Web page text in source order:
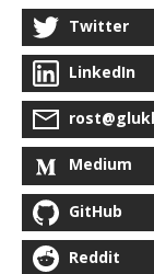
Twitter
LinkedIn
Medium
GitHub
Reddit